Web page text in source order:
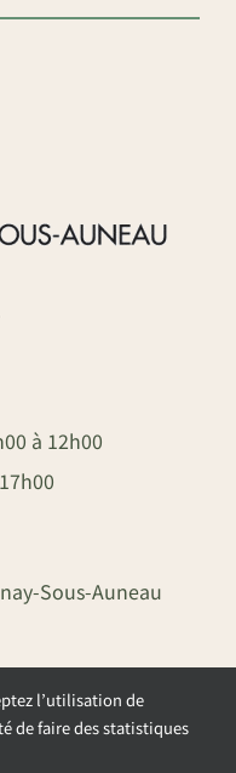
à 12h00
Sous-Auneau
l’utilisation de
de faire des statistiques